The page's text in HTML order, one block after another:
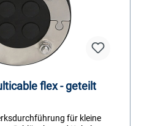
flex - geteilt
für kleine